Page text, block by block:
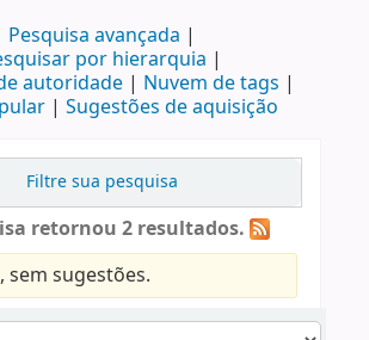
Pesquisa avançada
por hierarquia
autoridade
Nuvem de tags
Sugestões de aquisição
Filtre sua pesquisa
retornou 2 resultados.
sem sugestões.